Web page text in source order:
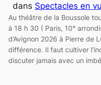
dans Spectacles en
Au théâtre de la Boussole
à 18 h 30 ( Paris, 10°
d’Avignon 2026 à Pierre de
différence. Il faut cultiver
discuter jamais avec un